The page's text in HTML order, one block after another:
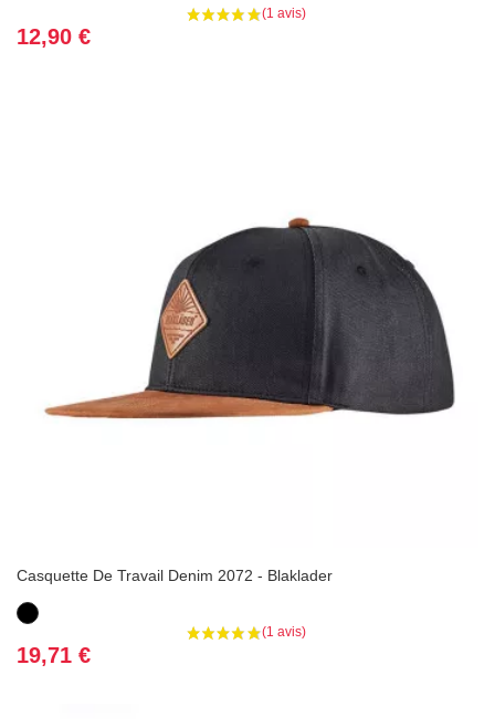
Prix
12,90 €
Casquette De Travail Denim 2072 - Blaklader
Noir
Prix
19,71 €